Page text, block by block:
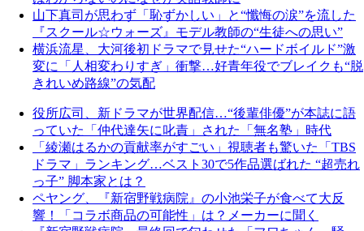
山下真司が思わず「恥ずかしい」と“懺悔の涙”を流した
『スクール☆ウォーズ』モデル教師の“生徒への思い”
横浜流星、大河後初ドラマで見せた“ハードボイルド”激
変に「人相変わりすぎ」衝撃…好青年役でブレイクも“脱
きれいめ路線”の気配
役所広司、新ドラマが世界配信…“後輩俳優”が本誌に語
っていた「仲代達矢に叱責」された「無名塾」時代
「綾瀬はるかの貢献率がすごい」視聴者も驚いた「TBS
ドラマ」ランキング…ベスト30で5作品選ばれた “超売れ
っ子” 脚本家とは？
ペヤング、『新宿野戦病院』の小池栄子が食べて大反
響！「コラボ商品の可能性」は？メーカーに聞く